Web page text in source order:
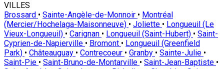
VILLES
Brossard • Sainte-Angèle-de-Monnoir • Montréal
(Mercier/Hochelaga-Maisonneuve) • Joliette • Longueuil (Le
Vieux-Longueuil) • Carignan • Longueuil (Saint-Hubert) • Saint-
Cyprien-de-Napierville • Bromont • Longueuil (Greenfield
Park) • Châteauguay • Contrecoeur • Granby • Sainte-Julie •
Saint-Pie • Saint-Bruno-de-Montarville • Saint-Jean-Baptiste •